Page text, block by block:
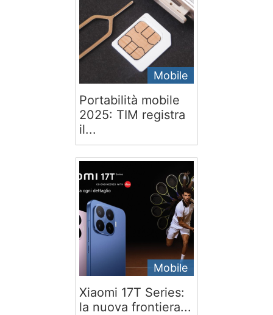
Mobile
Portabilità mobile
2025: TIM registra
il...
Mobile
Xiaomi 17T Series:
la nuova frontiera...